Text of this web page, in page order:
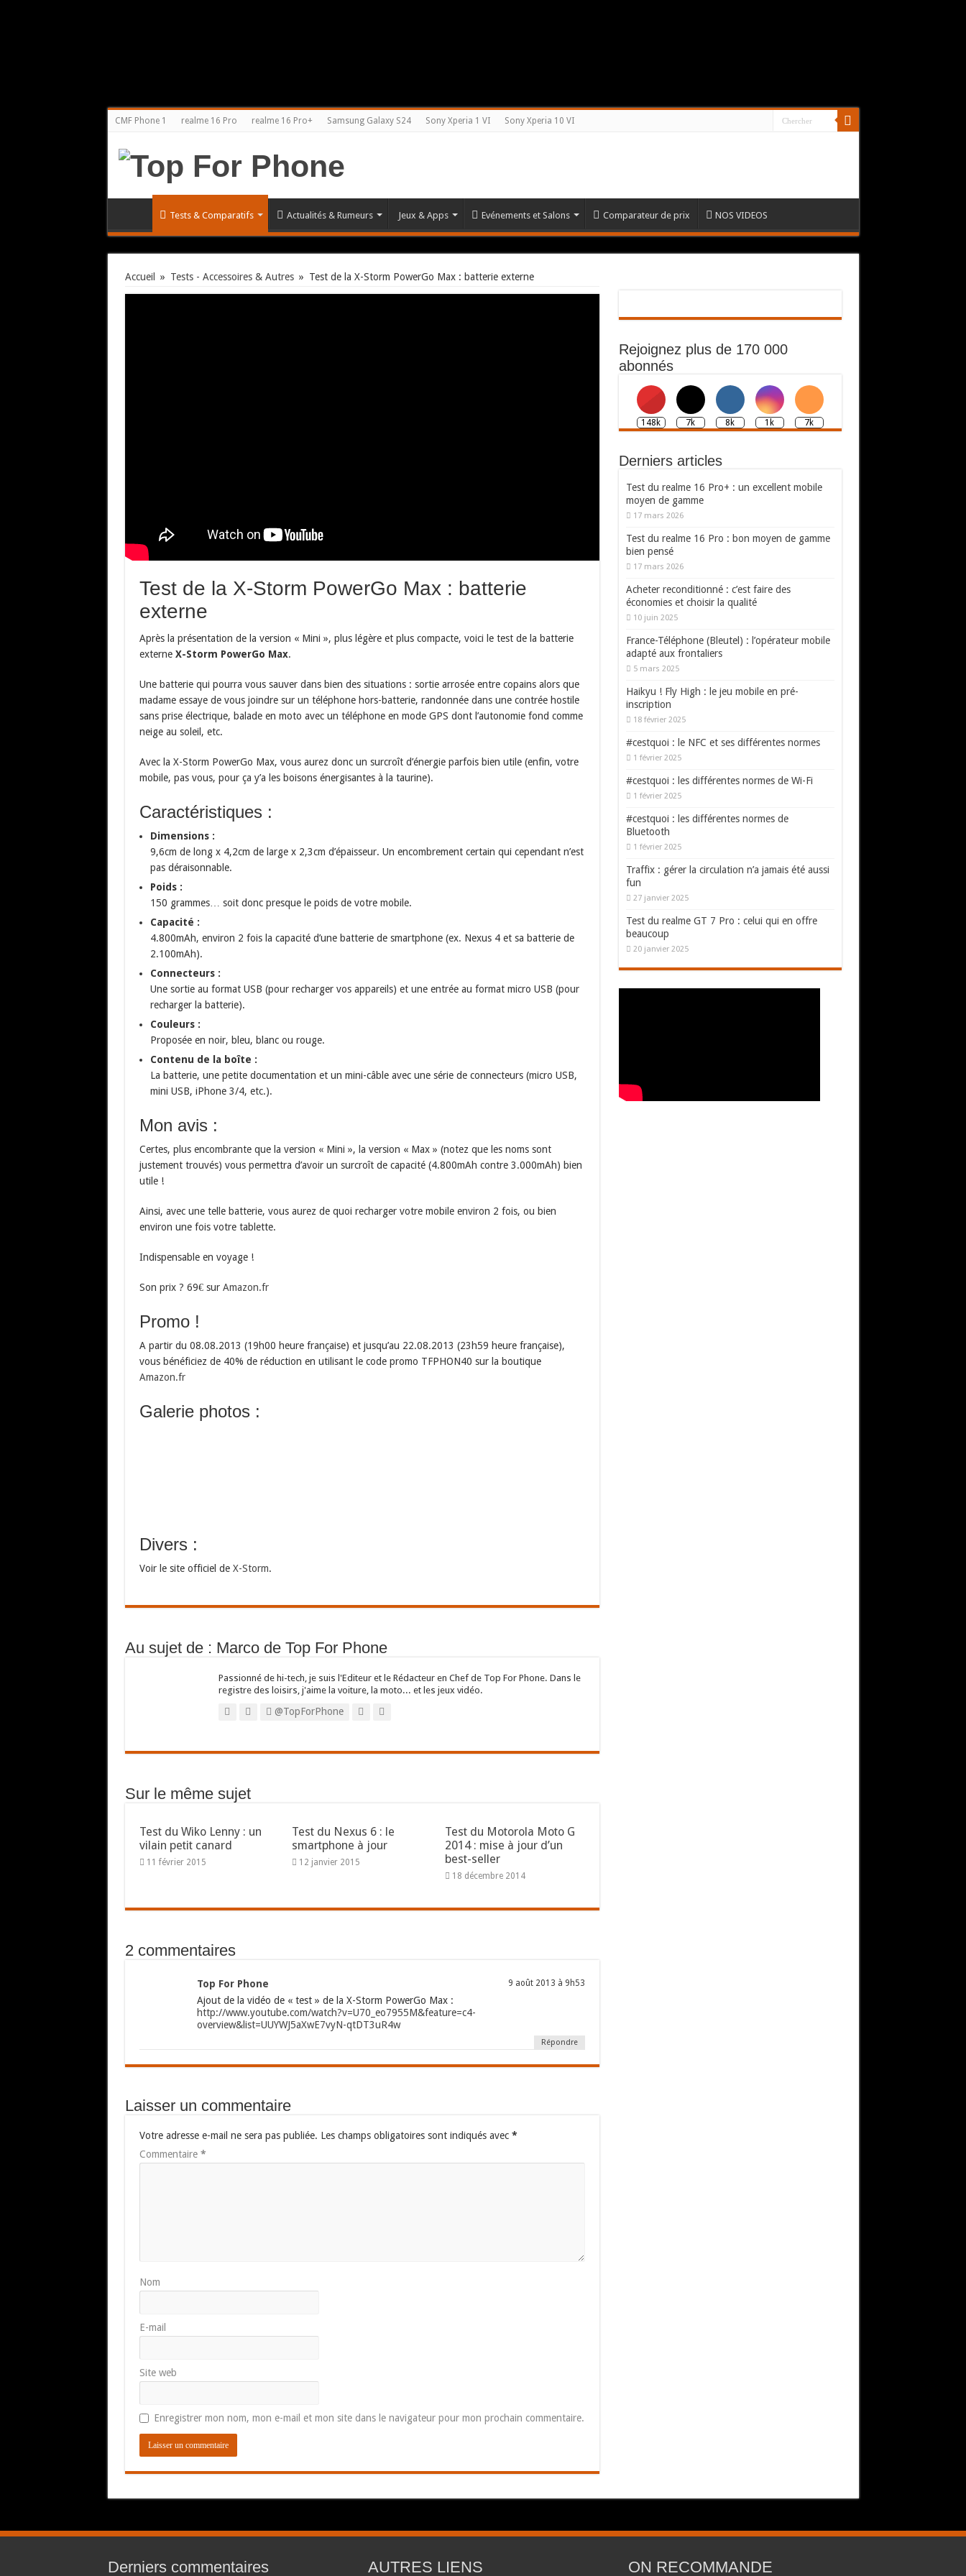
CMF Phone 1 realme 16 Pro realme 16 Pro+ Samsung Galaxy S24 Sony Xperia 1 VI Sony Xperia 10 VI
Tests & Comparatifs Actualités & Rumeurs Jeux & Apps Evénements et Salons Comparateur de prix NOS VIDEOS
Accueil » Tests - Accessoires & Autres » Test de la X-Storm PowerGo Max : batterie externe
Test de la X-Storm PowerGo Max : batterie
externe
Après la présentation de la version « Mini », plus légère et plus compacte, voici le test de la batterie
externe X-Storm PowerGo Max.
Une batterie qui pourra vous sauver dans bien des situations : sortie arrosée entre copains alors que
madame essaye de vous joindre sur un téléphone hors-batterie, randonnée dans une contrée hostile
sans prise électrique, balade en moto avec un téléphone en mode GPS dont l’autonomie fond comme
neige au soleil, etc.
Avec la X-Storm PowerGo Max, vous aurez donc un surcroît d’énergie parfois bien utile (enfin, votre
mobile, pas vous, pour ça y’a les boisons énergisantes à la taurine).
Caractéristiques :
Dimensions :
9,6cm de long x 4,2cm de large x 2,3cm d’épaisseur. Un encombrement certain qui cependant n’est
pas déraisonnable.
Poids :
150 grammes… soit donc presque le poids de votre mobile.
Capacité :
4.800mAh, environ 2 fois la capacité d’une batterie de smartphone (ex. Nexus 4 et sa batterie de
2.100mAh).
Connecteurs :
Une sortie au format USB (pour recharger vos appareils) et une entrée au format micro USB (pour
recharger la batterie).
Couleurs :
Proposée en noir, bleu, blanc ou rouge.
Contenu de la boîte :
La batterie, une petite documentation et un mini-câble avec une série de connecteurs (micro USB,
mini USB, iPhone 3/4, etc.).
Mon avis :
Certes, plus encombrante que la version « Mini », la version « Max » (notez que les noms sont
justement trouvés) vous permettra d’avoir un surcroît de capacité (4.800mAh contre 3.000mAh) bien
utile !
Ainsi, avec une telle batterie, vous aurez de quoi recharger votre mobile environ 2 fois, ou bien
environ une fois votre tablette.
Indispensable en voyage !
Son prix ? 69€ sur Amazon.fr
Promo !
A partir du 08.08.2013 (19h00 heure française) et jusqu’au 22.08.2013 (23h59 heure française),
vous bénéficiez de 40% de réduction en utilisant le code promo TFPHON40 sur la boutique
Amazon.fr
Galerie photos :
Divers :
Voir le site officiel de X-Storm.
Au sujet de : Marco de Top For Phone
Passionné de hi-tech, je suis l'Editeur et le Rédacteur en Chef de Top For Phone. Dans le
registre des loisirs, j'aime la voiture, la moto... et les jeux vidéo.
@TopForPhone
Sur le même sujet
Test du Wiko Lenny : un
vilain petit canard
11 février 2015
Test du Nexus 6 : le
smartphone à jour
12 janvier 2015
Test du Motorola Moto G
2014 : mise à jour d’un
best-seller
18 décembre 2014
2 commentaires
Top For Phone 9 août 2013 à 9h53
Ajout de la vidéo de « test » de la X-Storm PowerGo Max :
http://www.youtube.com/watch?v=U70_eo7955M&feature=c4-
overview&list=UUYWJ5aXwE7vyN-qtDT3uR4w
Répondre
Laisser un commentaire
Votre adresse e-mail ne sera pas publiée. Les champs obligatoires sont indiqués avec *
Commentaire *
Nom
E-mail
Site web
Enregistrer mon nom, mon e-mail et mon site dans le navigateur pour mon prochain commentaire.
Rejoignez plus de 170 000
abonnés
148k 7k 8k 1k 7k
Derniers articles
Test du realme 16 Pro+ : un excellent mobile
moyen de gamme
17 mars 2026
Test du realme 16 Pro : bon moyen de gamme
bien pensé
17 mars 2026
Acheter reconditionné : c’est faire des
économies et choisir la qualité
10 juin 2025
France-Téléphone (Bleutel) : l’opérateur mobile
adapté aux frontaliers
5 mars 2025
Haikyu ! Fly High : le jeu mobile en pré-
inscription
18 février 2025
#cestquoi : le NFC et ses différentes normes
1 février 2025
#cestquoi : les différentes normes de Wi-Fi
1 février 2025
#cestquoi : les différentes normes de
Bluetooth
1 février 2025
Traffix : gérer la circulation n’a jamais été aussi
fun
27 janvier 2025
Test du realme GT 7 Pro : celui qui en offre
beaucoup
20 janvier 2025
Derniers commentaires AUTRES LIENS ON RECOMMANDE